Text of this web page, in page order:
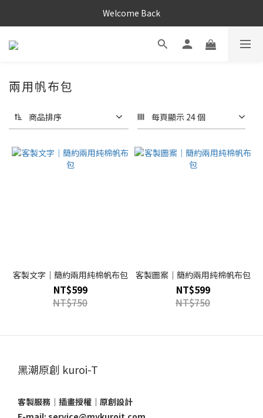
Welcome Back
兩用帆布包
商品排序 每頁顯示 24 個
客製文字｜簡約兩用純棉帆布包
NT$599
NT$750
客製圖案｜簡約兩用純棉帆布包
NT$599
NT$750
黑潮原創 kuroi-T
客製服務｜插畫授權｜原創設計